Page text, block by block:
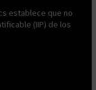
establece que no
(IIP) de los